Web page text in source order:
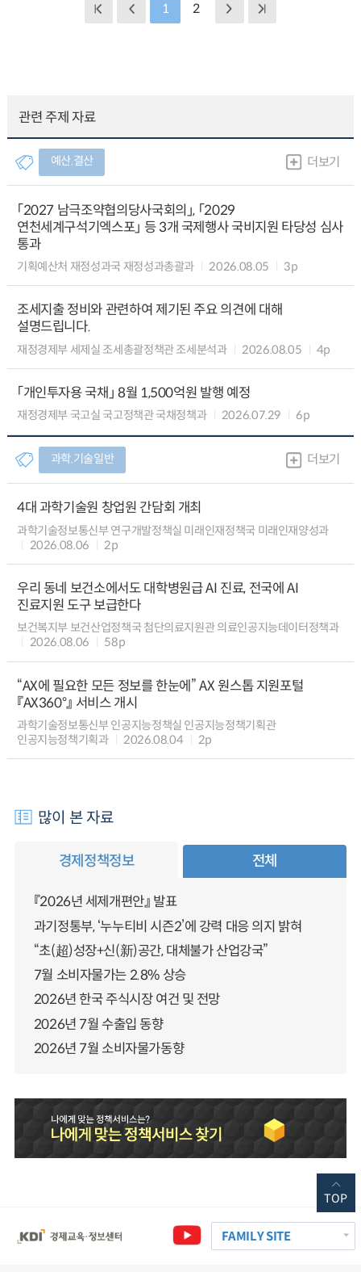
1 2
관련 주제 자료
예산.결산 더보기
「2027 남극조약협의당사국회의」, 「2029
연천세계구석기엑스포」 등 3개 국제행사 국비지원 타당성 심사
통과
기획예산처 재정성과국 재정성과총괄과 2026.08.05 3p
조세지출 정비와 관련하여 제기된 주요 의견에 대해
설명드립니다.
재정경제부 세제실 조세총괄정책관 조세분석과 2026.08.05 4p
「개인투자용 국채」 8월 1,500억원 발행 예정
재정경제부 국고실 국고정책관 국채정책과 2026.07.29 6p
과학.기술일반 더보기
4대 과학기술원 창업원 간담회 개최
과학기술정보통신부 연구개발정책실 미래인재정책국 미래인재양성과
2026.08.06
2p
우리 동네 보건소에서도 대학병원급 AI 진료, 전국에 AI
진료지원 도구 보급한다
보건복지부 보건산업정책국 첨단의료지원관 의료인공지능데이터정책과
2026.08.06
58p
“AX에 필요한 모든 정보를 한눈에” AX 원스톱 지원포털
『AX360°』 서비스 개시
과학기술정보통신부 인공지능정책실 인공지능정책기획관
인공지능정책기획과
2026.08.04 2p
많이 본 자료
경제정책정보 전체
『2026년 세제개편안』 발표
과기정통부, ‘누누티비 시즌2’에 강력 대응 의지 밝혀
“초(超)성장+신(新)공간, 대체불가 산업강국”
7월 소비자물가는 2.8% 상승
2026년 한국 주식시장 여건 및 전망
2026년 7월 수출입 동향
2026년 7월 소비자물가동향
FAMILY SITE
TOP